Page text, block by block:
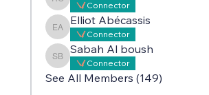
Rebecca Offei
Connector
Elliot Abécassis
Elliot Abécassis
Connector
Sabah Al boush
Sabah Al boush
Connector
See All Members (149)